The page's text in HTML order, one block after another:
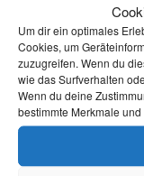
Um dir ein optimales
Cookies, um
zuzugreifen. Wenn du
wie das Surfverhalten
Wenn du deine
bestimmte Merkmale
LINKES
NSU(29)
Religion
Sicherheit